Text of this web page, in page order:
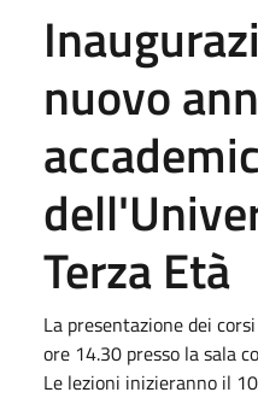
nuovo
Terza Età
La presentazione dei
ore 14.30 presso la sala
Le lezioni inizieranno il